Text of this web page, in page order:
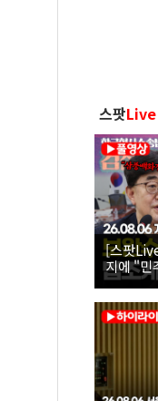
스팟Live
[스팟
지에 "민
26.08.06